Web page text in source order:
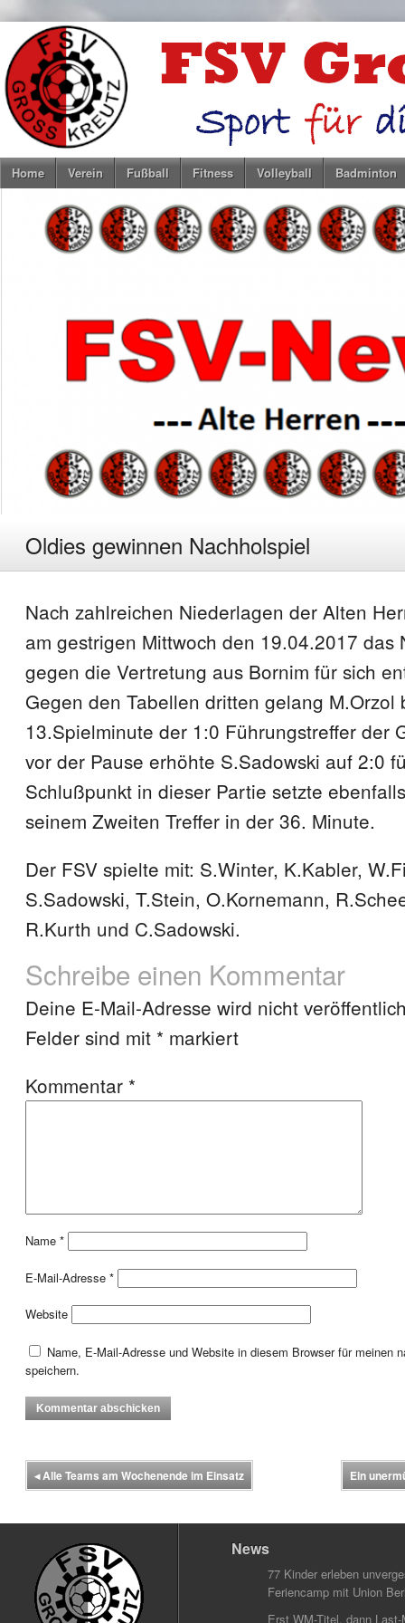
Home Verein Fußball Fitness Volleyball Badminton
Oldies gewinnen Nachholspiel
Nach zahlreichen Niederlagen der Alten
am gestrigen Mittwoch den 19.04.2017 das
gegen die Vertretung aus Bornim für sich
Gegen den Tabellen dritten gelang M.Orzol
13.Spielminute der 1:0 Führungstreffer der
vor der Pause erhöhte S.Sadowski auf 2:0
Schlußpunkt in dieser Partie setzte
seinem Zweiten Treffer in der 36. Minute.
Der FSV spielte mit: S.Winter, K.Kabler,
S.Sadowski, T.Stein, O.Kornemann,
R.Kurth und C.Sadowski.
Schreibe einen Kommentar
Deine E-Mail-Adresse wird nicht
Felder sind mit * markiert
Kommentar *
Name *
E-Mail-Adresse *
Website
Name, E-Mail-Adresse und Website in diesem Browser für meinen
speichern.
◂Alle Teams am Wochenende im Einsatz Ein
News
77 Kinder erleben
Feriencamp mit Union
Erst WM-Titel, dann